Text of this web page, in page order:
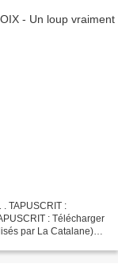
TAPUSCRIT :
: Télécharger
par La Catalane)